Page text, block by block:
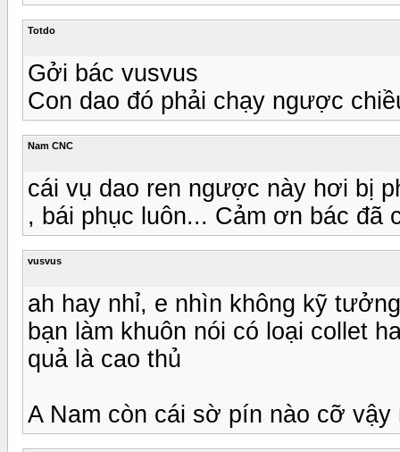
Totdo
Gởi bác vusvus
Con dao đó phải chạy ngược
Nam CNC
cái vụ dao ren ngược này hơi bị
, bái phục luôn... Cảm ơn bác đã
vusvus
ah hay nhỉ, e nhìn không kỹ
bạn làm khuôn nói có loại collet
quả là cao thủ
A Nam còn cái sờ pín nào cỡ vậy